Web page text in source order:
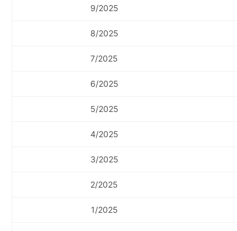
9/2025
8/2025
7/2025
6/2025
5/2025
4/2025
3/2025
2/2025
1/2025